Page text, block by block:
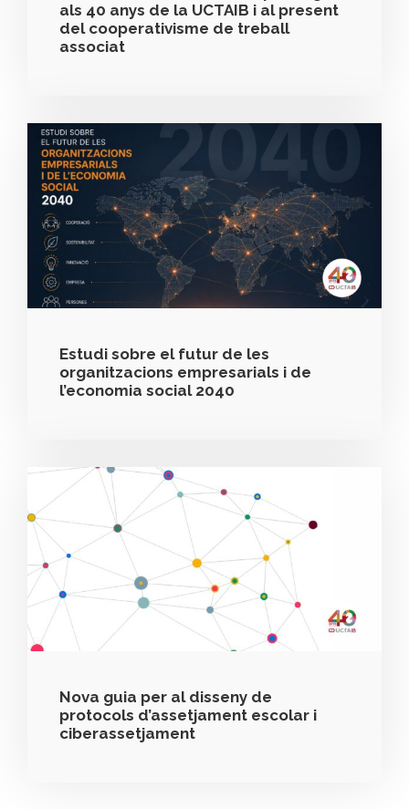
als 40 anys de la UCTAIB i al present
del cooperativisme de treball
associat
Estudi sobre el futur de les
organitzacions empresarials i de
l’economia social 2040
Nova guia per al disseny de
protocols d’assetjament escolar i
ciberassetjament